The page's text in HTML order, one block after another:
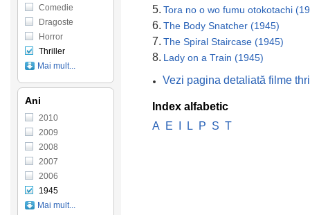
5. Tora no o wo fumu otokotachi
6. The Body Snatcher (1945)
7. The Spiral Staircase (1945)
8. Lady on a Train (1945)
Vezi pagina detaliată filme
Index alfabetic
A
E L P S T
Comedie
Dragoste
Horror
Thriller
Mai mult...
Ani
2010
2009
2008
2007
2006
1945
Mai mult...